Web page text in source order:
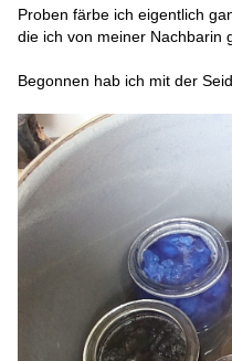
Proben färbe ich eigentlich
die ich von meiner Nachbarin
Begonnen hab ich mit der